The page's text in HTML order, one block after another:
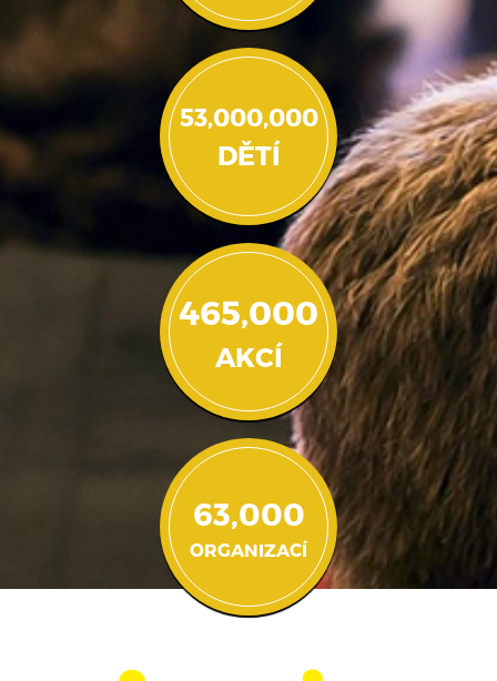
53,000,000
DĚTÍ
465,000
AKCÍ
63,000
ORGANIZACÍ